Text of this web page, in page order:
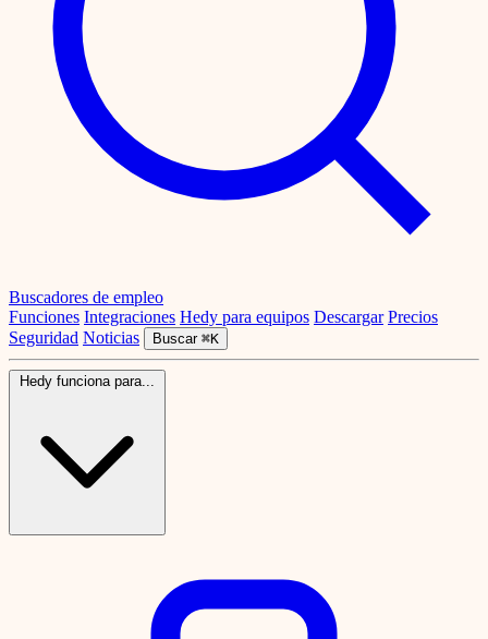
Buscadores de empleo
Funciones Integraciones Hedy para equipos Descargar Precios
Seguridad Noticias Buscar ⌘K
Hedy funciona para...